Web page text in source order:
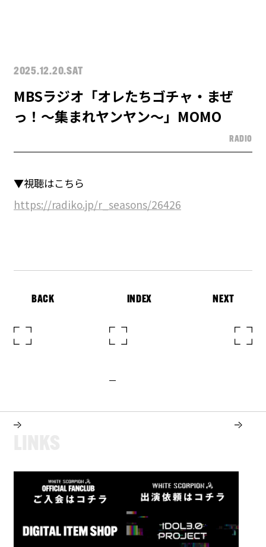
2025.12.20.SAT
MBSラジオ「オレたちゴチャ・まぜ
っ！～集まれヤンヤン～」MOMO
RADIO
▼視聴はこちら
https://radiko.jp/r_seasons/26426
BACK INDEX NEXT